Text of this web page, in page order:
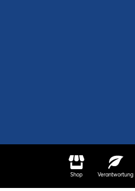
Shop Verantwortung